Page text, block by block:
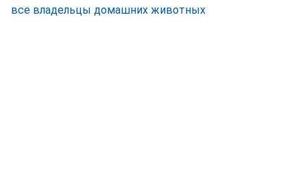
все владельцы домашних животных